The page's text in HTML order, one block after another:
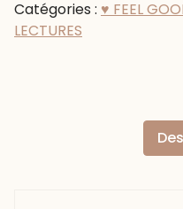
Catégories : ♥ FEEL
LECTURES